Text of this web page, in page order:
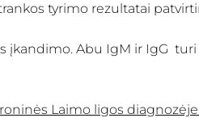
tyrimo rezultatai
įkandimo. Abu IgM ir IgG
Laimo ligos